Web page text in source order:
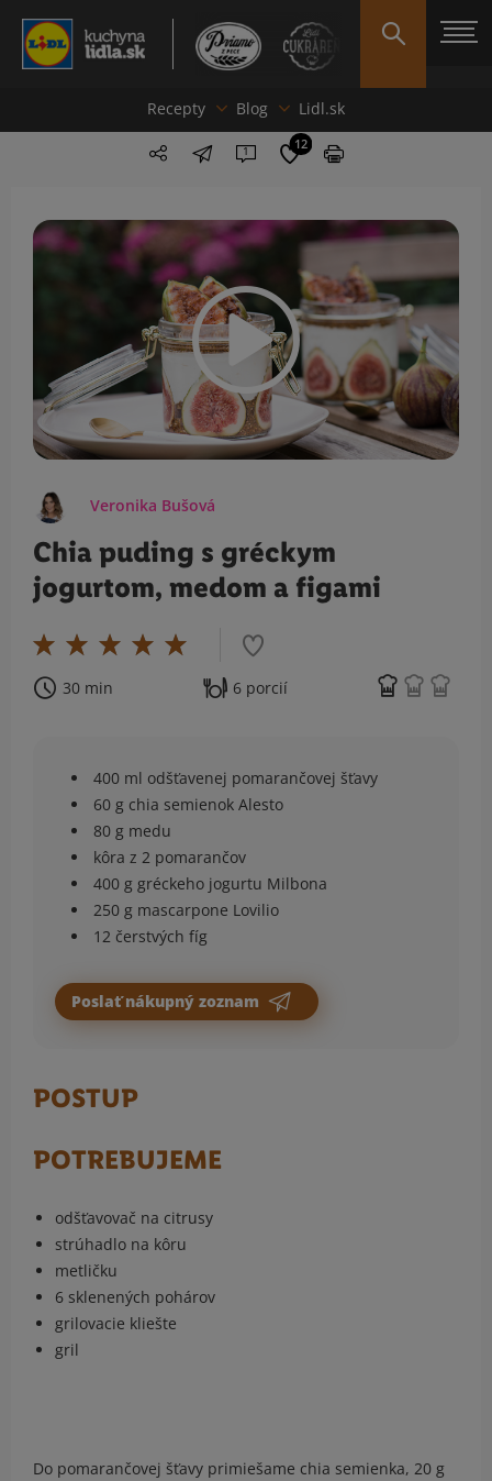
Recepty Blog Lidl.sk
1 12
Veronika Bušová
Chia puding s gréckym
jogurtom, medom a figami
30 min 6 porcií
400 ml odšťavenej pomarančovej šťavy
60 g chia semienok Alesto
80 g medu
kôra z 2 pomarančov
400 g gréckeho jogurtu Milbona
250 g mascarpone Lovilio
12 čerstvých fíg
Poslať nákupný zoznam
POSTUP
POTREBUJEME
odšťavovač na citrusy
strúhadlo na kôru
metličku
6 sklenených pohárov
grilovacie kliešte
gril
Do pomarančovej šťavy primiešame chia semienka, 20 g